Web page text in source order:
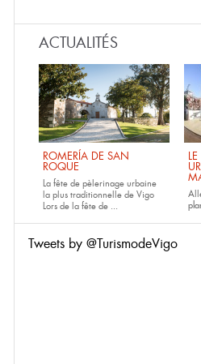
ACTUALITÉS
ROMERÍA DE SAN
ROQUE
La fête de pèlerinage urbaine
la plus traditionnelle de Vigo
Lors de la fête de ...
Tweets by @TurismodeVigo